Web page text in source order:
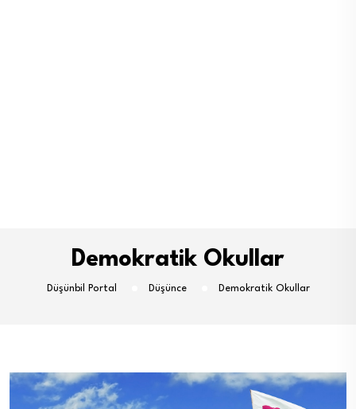
Demokratik Okullar
Düşünbil Portal Düşünce Demokratik Okullar